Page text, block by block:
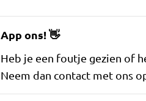
App ons!👋
Heb je een foutje gezien of
Neem dan contact met ons